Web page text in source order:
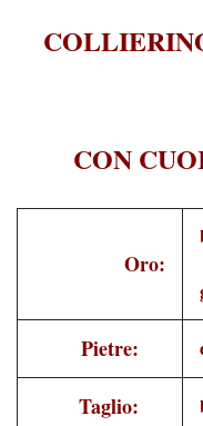
CON
Oro:
Pietre:
Taglio: